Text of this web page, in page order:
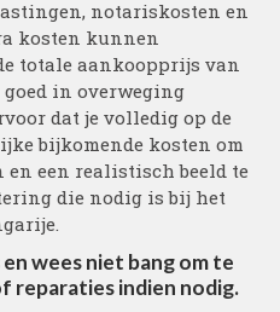
notariskosten en
kosten kunnen
totale aankoopprijs van
in overweging
dat je volledig op de
bijkomende kosten om
een realistisch beeld te
die nodig is bij het
wees niet bang om te
reparaties indien nodig.